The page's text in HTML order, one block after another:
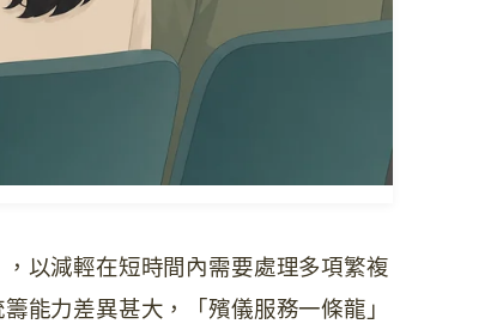
以減輕在短時間內需要處理多項繁複
能力差異甚大，「殯儀服務一條龍」